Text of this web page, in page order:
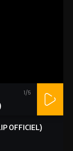
1/5
OFFICIEL)